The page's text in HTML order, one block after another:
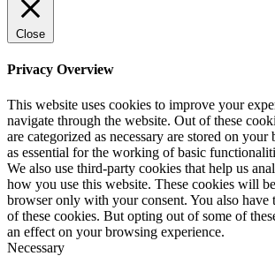
Close
Privacy Overview
This website uses cookies to improve your
navigate through the website. Out of these
are categorized as necessary are stored on your
as essential for the working of basic
We also use third-party cookies that help us
how you use this website. These cookies will
browser only with your consent. You also have
of these cookies. But opting out of some of
an effect on your browsing experience.
Necessary